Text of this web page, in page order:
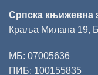
Српска књижевна
Краља Милана 19,
МБ: 07005636
ПИБ: 100155835